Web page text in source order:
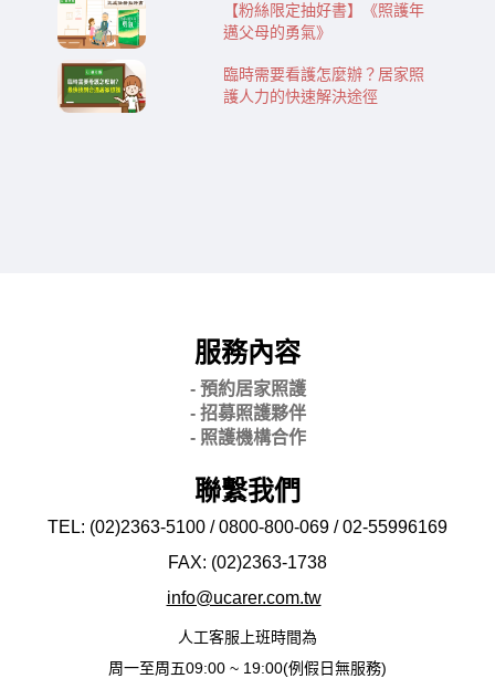
【粉絲限定抽好書】《照護年
邁父母的勇氣》
臨時需要看護怎麼辦？居家照
護人力的快速解決途徑
服務內容
- 預約居家照護
- 招募照護夥伴
- 照護機構合作
聯繫我們
TEL: (02)2363-5100 / 0800-800-069 / 02-55996169
FAX: (02)2363-1738
info@ucarer.com.tw
人工客服上班時間為
周一至周五09:00 ~ 19:00(例假日無服務)